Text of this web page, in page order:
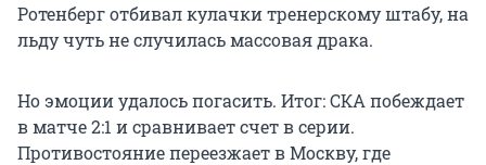
Ротенберг отбивал кулачки тренерскому штабу, на
льду чуть не случилась массовая драка.
Но эмоции удалось погасить. Итог: СКА побеждает
в матче 2:1 и сравнивает счет в серии.
Противостояние переезжает в Москву, где